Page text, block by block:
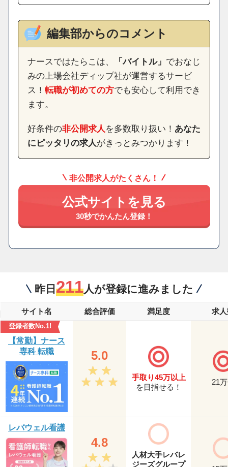
編集部からのコメント
ナースではたらこは、 「バイトル」 でおなじ
みの上場会社ディップ社が運営するサービ
ス！ 転職が初めての方でも安心して利用でき
ます。
好条件の非公開求人を多数取り扱い！ あなた
にピッタリの求人がきっとみつかります！
非公開求人がたくさん！
公式サイトを見る
30秒でかんたん登録！
昨日 211 人が登録に進みました
サイト名 総合評価 満足度 求
登録者数No.1!
【常勤】ナース
専科 転職
5.0
手取り45万以上
を目指せる！
21
レバウェル看護
4.8
人材大手レバレ
ジーズグループ